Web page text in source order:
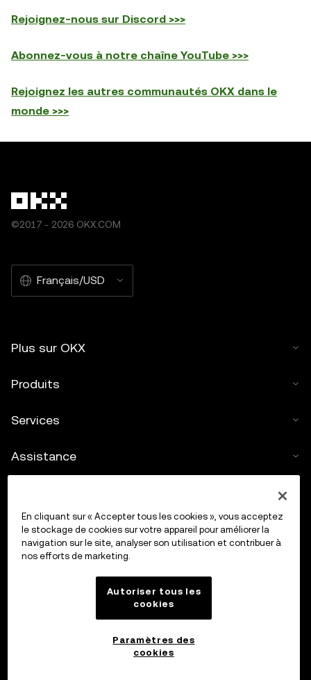
Rejoignez-nous sur Discord >>>
Abonnez-vous à notre chaîne YouTube >>>
Rejoignez les autres communautés OKX dans le
monde >>>
©2017 - 2026 OKX.COM
Français/USD
Plus sur OKX
Produits
Services
Assistance
Calculateur de cryptos
En cliquant sur « Accepter tous les cookies », vous acceptez
le stockage de cookies sur votre appareil pour améliorer la
navigation sur le site, analyser son utilisation et contribuer à
nos efforts de marketing.
Autoriser tous les
cookies
Paramètres des
cookies